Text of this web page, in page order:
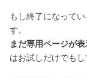
もし終了になって
す。
まだ専用ページが
はお試しだけでもし